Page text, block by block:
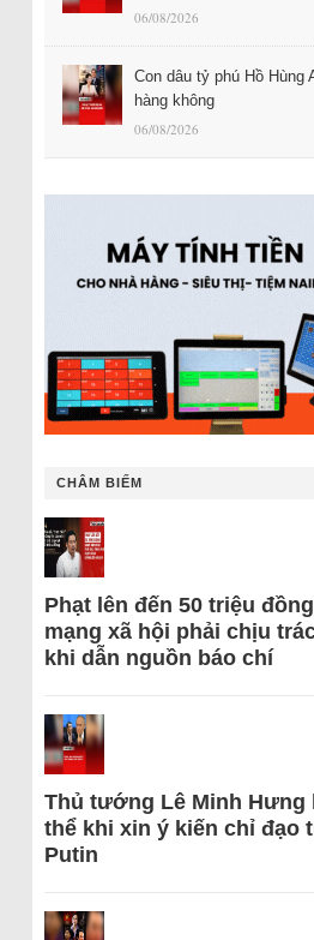
06/08/2026
Con dâu tỷ phú Hồ Hùng
hàng không
06/08/2026
CHÂM BIẾM
Phạt lên đến 50 triệu
mạng xã hội phải chịu
khi dẫn nguồn báo chí
Thủ tướng Lê Minh Hưng
thể khi xin ý kiến chỉ đạo
Putin